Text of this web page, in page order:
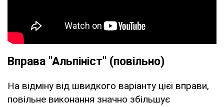
Вправа "Альпініст" (повільно)
На відміну від швидкого варіанту цієї вправи,
повільне виконання значно збільшує